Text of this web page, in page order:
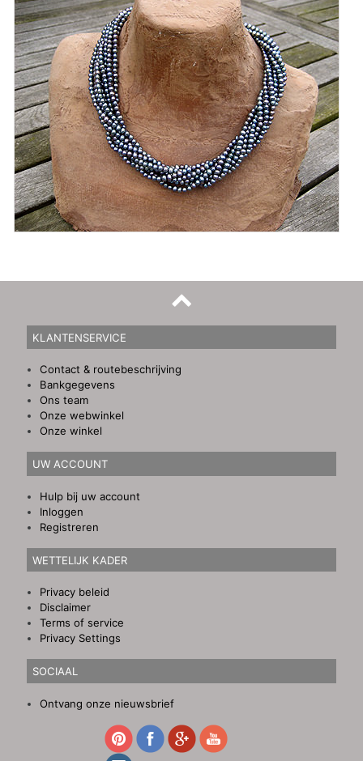
KLANTENSERVICE
Contact & routebeschrijving
Bankgegevens
Ons team
Onze webwinkel
Onze winkel
UW ACCOUNT
Hulp bij uw account
Inloggen
Registreren
WETTELIJK KADER
Privacy beleid
Disclaimer
Terms of service
Privacy Settings
SOCIAAL
Ontvang onze nieuwsbrief